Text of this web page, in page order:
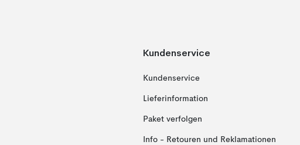
Kundenservice
Kundenservice
Lieferinformation
Paket verfolgen
Info - Retouren und Reklamationen